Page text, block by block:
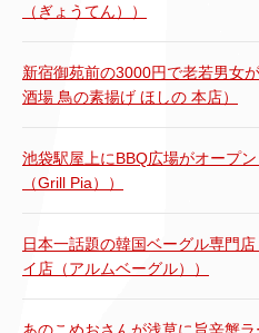
（ぎょうてん））
新宿御苑前の3000円で老若男女
酒場 鳥の素揚げ ほしの 本店）
池袋駅屋上にBBQ広場がオープ
（Grill Pia））
日本一話題の韓国ベーグル専門
イ店（アルムベーグル））
あのこめおさんが浅草に旨辛蟹